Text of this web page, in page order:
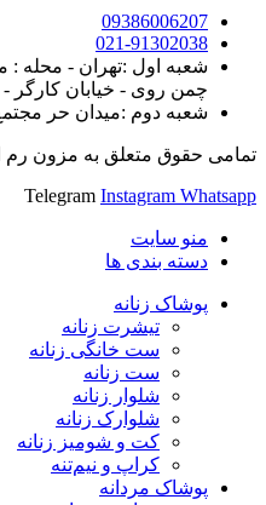
09386006207
021-91302038
شعبه اول :تهران - محله :
چمن روی - خیابان کارگر - پلاک : 827 -
شعبه دوم :میدان حر
تمامی حقوق متعلق به مزون
Telegram Instagram Whatsapp
منو سایت
دسته بندی ها
پوشاک زنانه
تیشرت زنانه
ست خانگی زنانه
ست زنانه
شلوار زنانه
شلوارک زنانه
کت و شومیز زنانه
کراپ و نیم‌تنه
پوشاک مردانه